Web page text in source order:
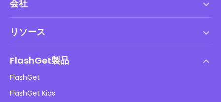
会社
DMCAポリシー
プライバシーポリシー
広告ポリシー
リソース
FlashGet製品
FlashGet
FlashGet Kids